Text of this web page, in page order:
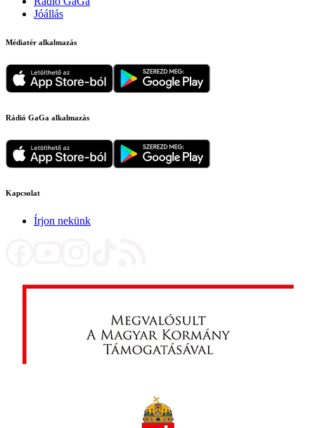
Jóállás
Médiatér alkalmazás
Rádió GaGa alkalmazás
Kapcsolat
Írjon nekünk